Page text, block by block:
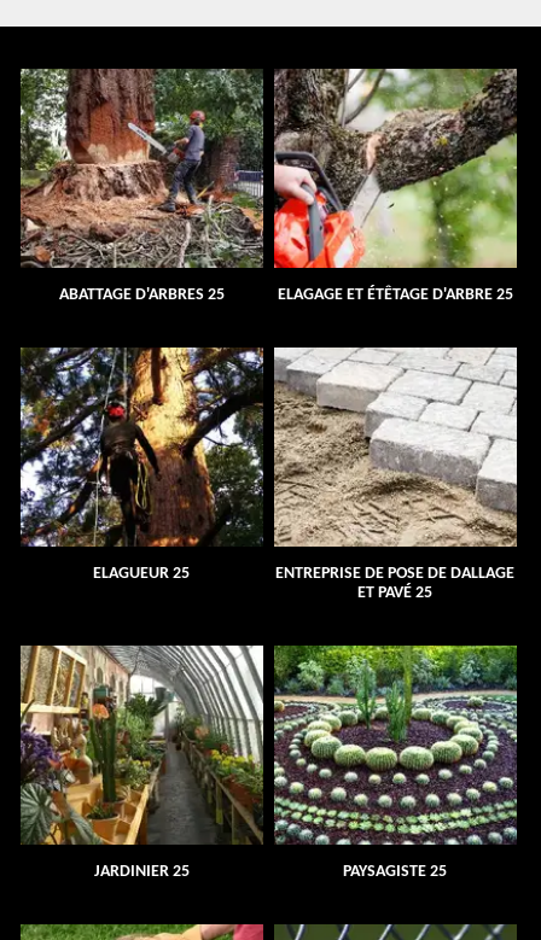
ABATTAGE D'ARBRES 25 ELAGAGE ET ÉTÊTAGE D'ARBRE 25
ELAGUEUR 25
ENTREPRISE DE POSE DE DALLAGE
ET PAVÉ 25
JARDINIER 25 PAYSAGISTE 25